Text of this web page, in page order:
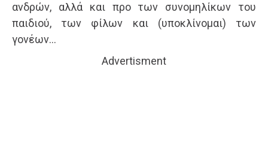
ανδρών, αλλά και προ των συνομηλίκων του
παιδιού, των φίλων και (υποκλίνομαι) των
γονέων…
Advertisment